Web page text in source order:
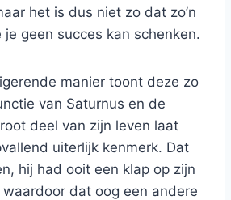
het is dus niet zo dat zo’n
geen succes kan schenken.
manier toont deze zo
van Saturnus en de
deel van zijn leven laat
uiterlijk kenmerk. Dat
hij had ooit een klap op zijn
dat oog een andere